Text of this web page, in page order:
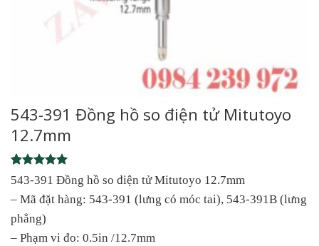
543-391 Đồng hồ so điện tử Mitutoyo
12.7mm
Rated5
out of 5
based on
1
rating
543-391 Đồng hồ so điện tử Mitutoyo 12.7mm
– Mã đặt hàng: 543-391 (lưng có móc tai), 543-391B (lưng
phẳng)
– Phạm vi đo: 0.5in /12.7mm